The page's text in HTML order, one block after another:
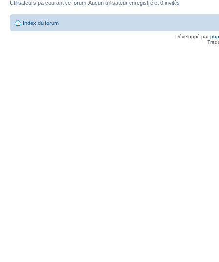
Utilisateurs parcourant ce forum: Aucun utilisateur enregistré et 0 invités
Index du forum
Développé par